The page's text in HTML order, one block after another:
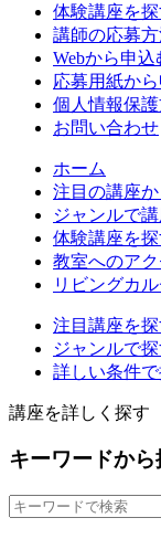
体験講座を探
講師の応募
Webから申込
応募用紙か
個人情報保
お問い合わせ
ホーム
注目の講座
ジャンルで
体験講座を探
教室へのアク
リビングカ
注目講座を探
ジャンルで
詳しい条件
講座を詳しく探す
キーワードから